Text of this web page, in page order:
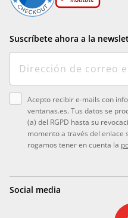
Suscríbete ahora a la
Acepto recibir e-mails con
ventanas.es. Tus datos se
(a) del RGPD hasta su
momento a través del enlace
rogamos tener en cuenta la
Social media